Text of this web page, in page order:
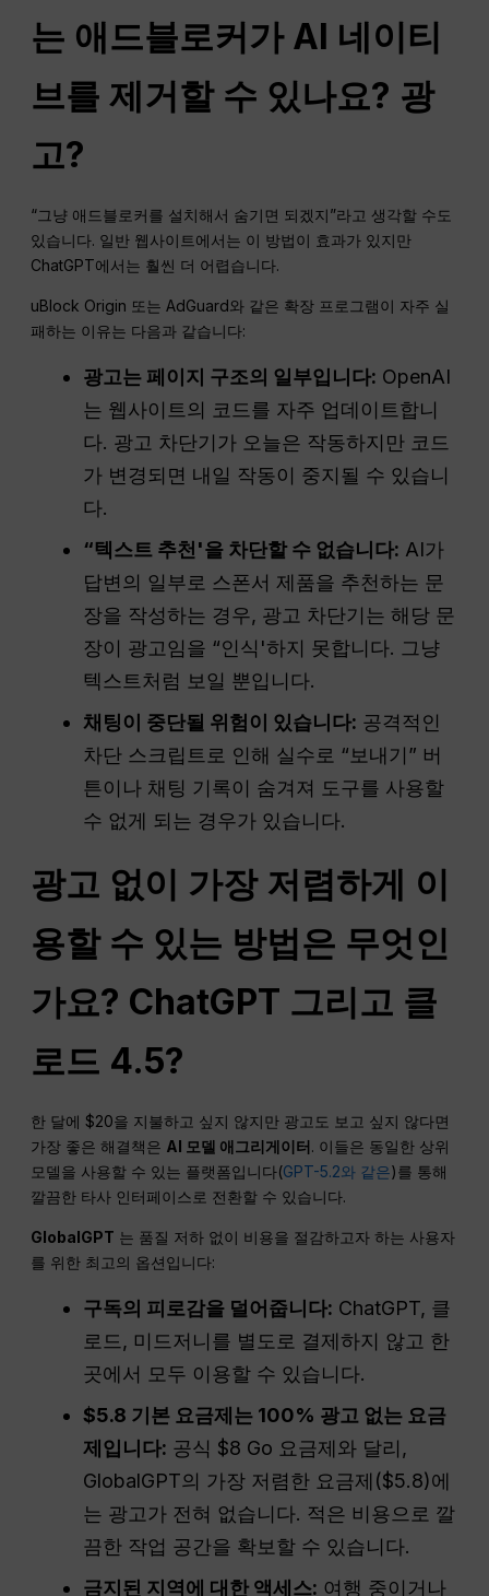
는 애드블로커가 AI 네이티
브를 제거할 수 있나요? 광
고?
“그냥 애드블로커를 설치해서 숨기면 되겠지”라고 생각할 수도
있습니다. 일반 웹사이트에서는 이 방법이 효과가 있지만
ChatGPT에서는 훨씬 더 어렵습니다.
uBlock Origin 또는 AdGuard와 같은 확장 프로그램이 자주 실
패하는 이유는 다음과 같습니다:
광고는 페이지 구조의 일부입니다: OpenAI
는 웹사이트의 코드를 자주 업데이트합니
다. 광고 차단기가 오늘은 작동하지만 코드
가 변경되면 내일 작동이 중지될 수 있습니
다.
“텍스트 추천'을 차단할 수 없습니다: AI가
답변의 일부로 스폰서 제품을 추천하는 문
장을 작성하는 경우, 광고 차단기는 해당 문
장이 광고임을 “인식'하지 못합니다. 그냥
텍스트처럼 보일 뿐입니다.
채팅이 중단될 위험이 있습니다: 공격적인
차단 스크립트로 인해 실수로 “보내기” 버
튼이나 채팅 기록이 숨겨져 도구를 사용할
수 없게 되는 경우가 있습니다.
광고 없이 가장 저렴하게 이
용할 수 있는 방법은 무엇인
가요? ChatGPT 그리고 클
로드 4.5?
한 달에 $20을 지불하고 싶지 않지만 광고도 보고 싶지 않다면
가장 좋은 해결책은 AI 모델 애그리게이터. 이들은 동일한 상위
모델을 사용할 수 있는 플랫폼입니다(GPT-5.2와 같은)를 통해
깔끔한 타사 인터페이스로 전환할 수 있습니다.
GlobalGPT 는 품질 저하 없이 비용을 절감하고자 하는 사용자
를 위한 최고의 옵션입니다:
구독의 피로감을 덜어줍니다: ChatGPT, 클
로드, 미드저니를 별도로 결제하지 않고 한
곳에서 모두 이용할 수 있습니다.
$5.8 기본 요금제는 100% 광고 없는 요금
제입니다: 공식 $8 Go 요금제와 달리,
GlobalGPT의 가장 저렴한 요금제($5.8)에
는 광고가 전혀 없습니다. 적은 비용으로 깔
끔한 작업 공간을 확보할 수 있습니다.
금지된 지역에 대한 액세스: 여행 중이거나